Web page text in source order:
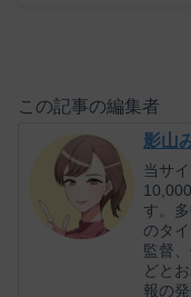
この記事の編集者
影山
当サ
す。
のタ
監督
どと
報の